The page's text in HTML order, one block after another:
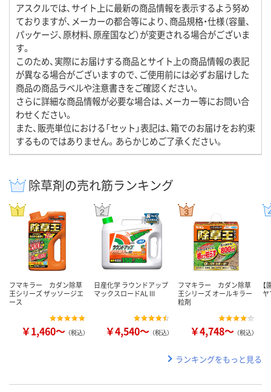
アスクルでは、サイト上に最新の商品情報を表示するよう努め
ておりますが、メーカーの都合等により、商品規格・仕様（容量、
パッケージ、原材料、原産国など）が変更される場合がございま
す。
このため、実際にお届けする商品とサイト上の商品情報の表記
が異なる場合がございますので、ご使用前には必ずお届けした
商品の商品ラベルや注意書きをご確認ください。
さらに詳細な商品情報が必要な場合は、メーカー等にお問い合
わせください。
また、販売単位における「セット」表記は、箱でのお届けをお約束
するものではありません。あらかじめご了承ください。
除草剤の売れ筋ランキング
フマキラー カダン除草
王シリーズ ザッソージエ
ース
￥1,460～ （税込）
日産化学 ラウンドアップ
マックスロードAL III
￥4,540～ （税込）
フマキラー カダン除草
王シリーズ オールキラー
粒剤
￥4,748～ （税込）
ヤ
ランキングをもっと見る